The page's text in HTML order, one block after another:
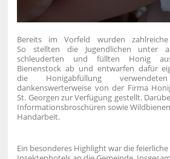
Bereits im Vorfeld wurden
So stellten die Jugendlichen unter
schleuderten und füllten Honig
Bienenstock ab und entwarfen dafür
die Honigabfüllung
dankenswerterweise von der Firma
St. Georgen zur Verfügung gestellt.
Informationsbroschüren sowie
Handarbeit.
Ein besonderes Highlight war die